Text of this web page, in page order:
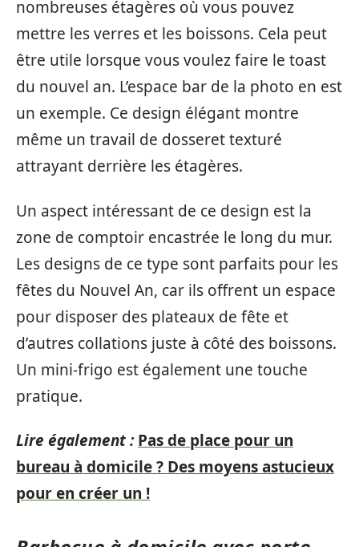
nombreuses étagères où vous pouvez
mettre les verres et les boissons. Cela peut
être utile lorsque vous voulez faire le toast
du nouvel an. L’espace bar de la photo en est
un exemple. Ce design élégant montre
même un travail de dosseret texturé
attrayant derrière les étagères.
Un aspect intéressant de ce design est la
zone de comptoir encastrée le long du mur.
Les designs de ce type sont parfaits pour les
fêtes du Nouvel An, car ils offrent un espace
pour disposer des plateaux de fête et
d’autres collations juste à côté des boissons.
Un mini-frigo est également une touche
pratique.
Lire également : Pas de place pour un
bureau à domicile ? Des moyens astucieux
pour en créer un !